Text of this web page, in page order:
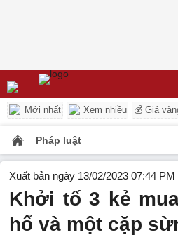
Mới nhất Xem nhiều 💰 Giá
Pháp luật
Xuất bản ngày 13/02/2023 07:44 PM
Khởi tố 3 kẻ
hổ và một cặp